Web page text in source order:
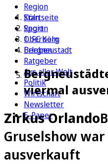
Region
Köln
Sport
1. FC Köln
Erleben
Ratgeber
Aus aller Welt
Politik
Wirtschaft
Newsletter
E-Paper
Startseite
Region
Oberberg
Bergneustadt
viermal
Zirkus Orlando
Gruselshow
ausverkauft